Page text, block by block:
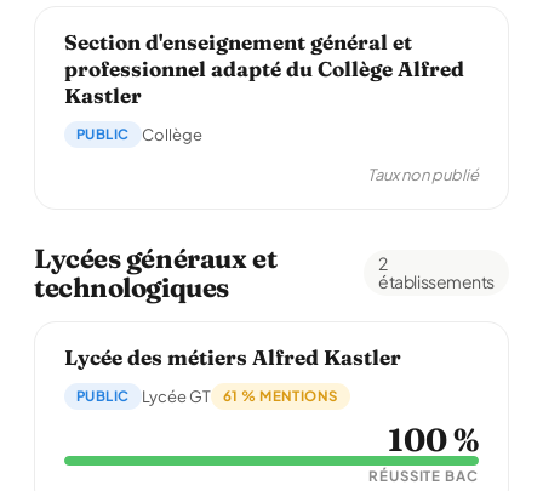
Section d'enseignement général et
professionnel adapté du Collège Alfred
Kastler
PUBLIC Collège
Taux non publié
Lycées généraux et
technologiques
2
établissements
Lycée des métiers Alfred Kastler
PUBLIC Lycée GT 61 % MENTIONS
100 %
RÉUSSITE BAC